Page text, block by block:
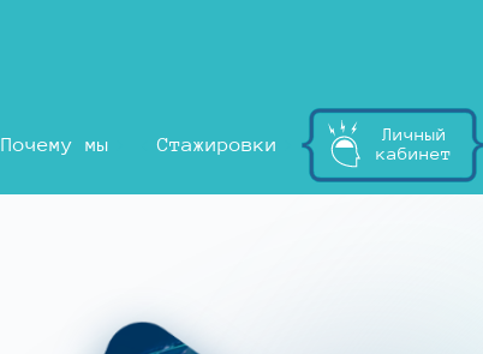
Почему мы Стажировки
Личный
кабинет